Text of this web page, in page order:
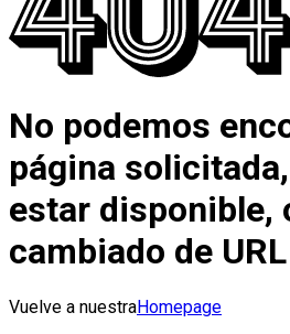
No podemos
página
estar disponible,
cambiado de URL
Vuelve a nuestraHomepage